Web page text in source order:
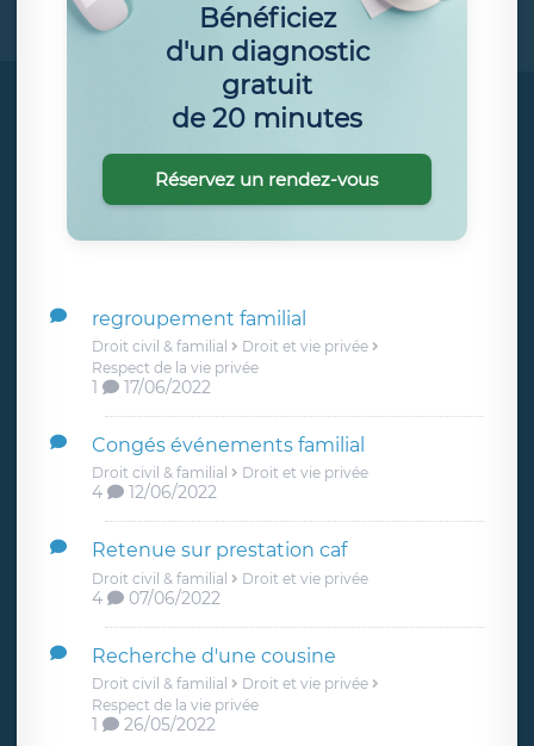
regroupement familial
Droit civil & familial
Droit et vie privée
Respect de la vie privée
1 17/06/2022
Congés événements familial
Droit civil & familial Droit et vie privée
4 12/06/2022
Retenue sur prestation caf
Droit civil & familial Droit et vie privée
4 07/06/2022
Recherche d'une cousine
Droit civil & familial
Droit et vie privée
Respect de la vie privée
1 26/05/2022
Bénéficiez
d'un diagnostic
gratuit
de 20 minutes
Réservez un rendez-vous